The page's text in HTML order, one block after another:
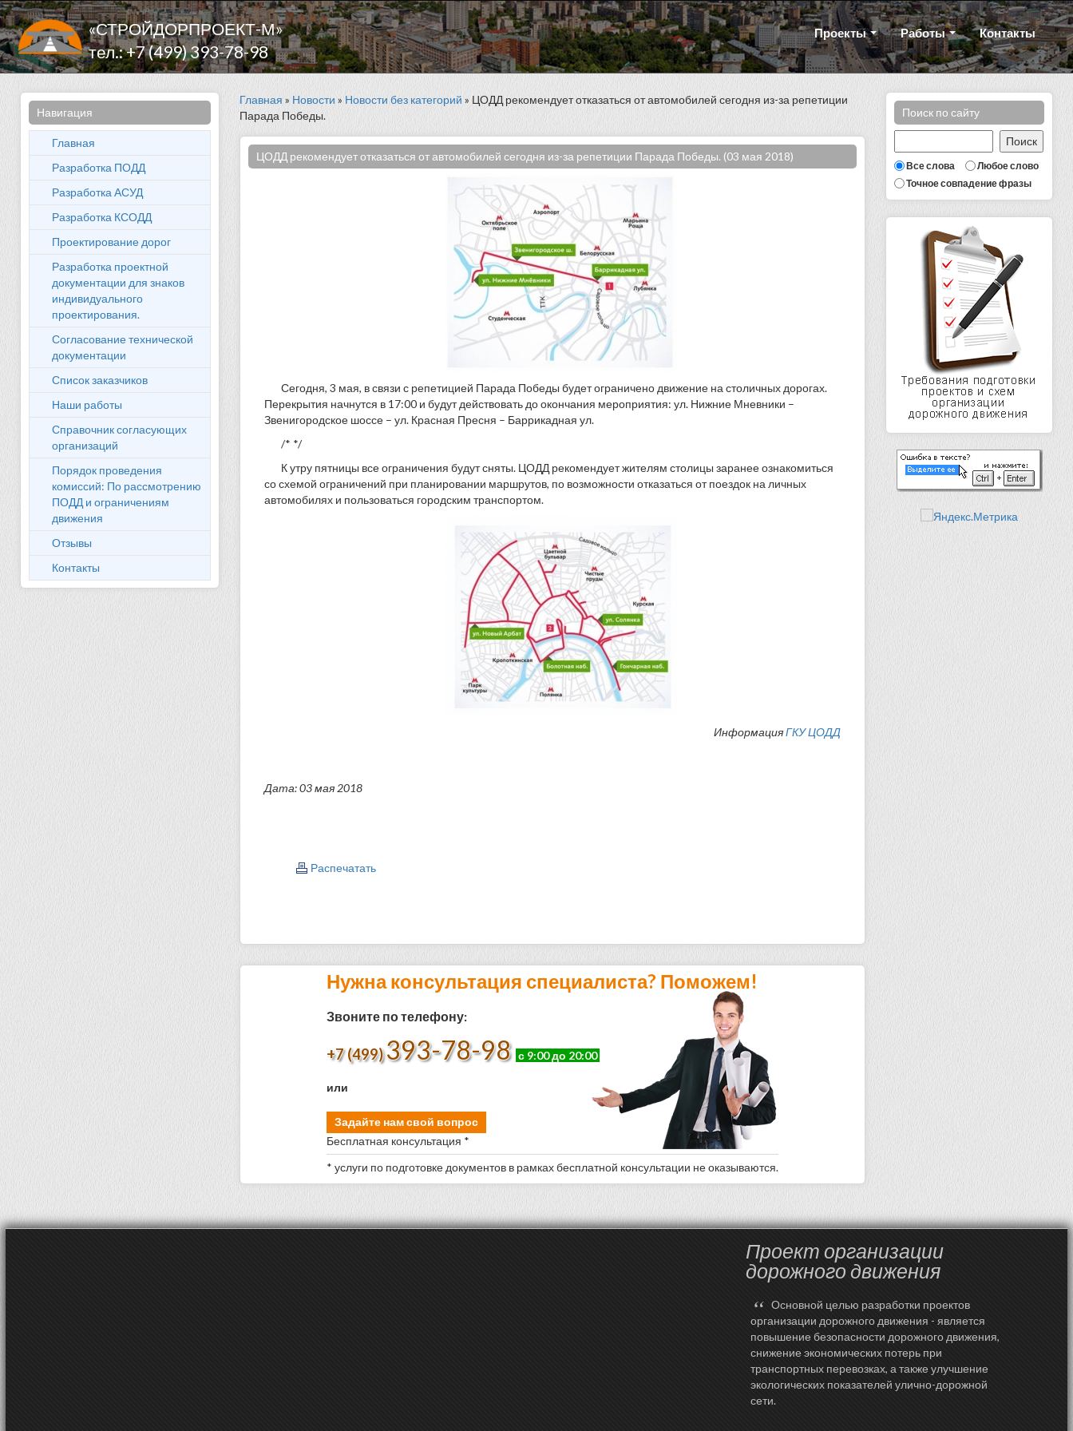
«СТРОЙДОРПРОЕКТ-М»
тел.: +7 (499) 393-78-98
Проекты Работы Контакты
Навигация
Главная
Разработка ПОДД
Разработка АСУД
Разработка КСОДД
Проектирование дорог
Разработка проектной
документации для знаков
индивидуального
проектирования.
Согласование технической
документации
Список заказчиков
Наши работы
Справочник согласующих
организаций
Порядок проведения
комиссий: По рассмотрению
ПОДД и ограничениям
движения
Отзывы
Контакты
Поиск по сайту
Все слова
Любое слово
Точное совпадение фразы
Главная » Новости » Новости без категорий » ЦОДД рекомендует отказаться от автомобилей сегодня из-за репетиции
Парада Победы.
ЦОДД рекомендует отказаться от автомобилей сегодня из-за репетиции Парада Победы. (03 мая 2018)
Сегодня, 3 мая, в связи с репетицией Парада Победы будет ограничено движение на столичных дорогах.
Перекрытия начнутся в 17:00 и будут действовать до окончания мероприятия: ул. Нижние Мневники –
Звенигородское шоссе – ул. Красная Пресня – Баррикадная ул.
/* */
К утру пятницы все ограничения будут сняты. ЦОДД рекомендует жителям столицы заранее ознакомиться
со схемой ограничений при планировании маршрутов, по возможности отказаться от поездок на личных
автомобилях и пользоваться городским транспортом.
ИнформацияГКУ ЦОДД
Дата: 03 мая 2018
Распечатать
Нужна консультация специалиста? Поможем!
Звоните по телефону:
+7 (499) 393-78-98 с 9:00 до 20:00
или
Задайте нам свой вопрос
Бесплатная консультация *
* услуги по подготовке документов в рамках бесплатной консультации не оказываются.
Проект организации
дорожного движения
“ Основной целью разработки проектов
организации дорожного движения - является
повышение безопасности дорожного движения,
снижение экономических потерь при
транспортных перевозках, а также улучшение
экологических показателей улично-дорожной
сети.